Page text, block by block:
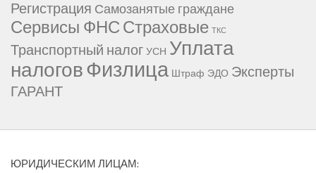
Регистрация Самозанятые граждане
Сервисы ФНССтраховые ТКС
Транспортный налогУСН Уплата
налоговФизлица Штраф ЭДО Эксперты
ГАРАНТ
ЮРИДИЧЕСКИМ ЛИЦАМ: